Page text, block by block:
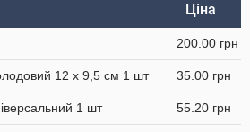
Ціна
200.00 грн
12 x 9,5 см 1 шт 35.00 грн
1 шт 55.20 грн